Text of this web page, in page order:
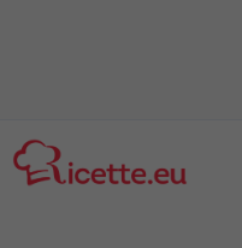
al
contenuto